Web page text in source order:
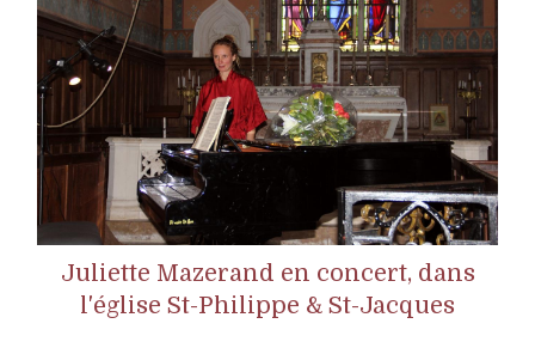
Juliette Mazerand en concert, dans
l'église St-Philippe & St-Jacques